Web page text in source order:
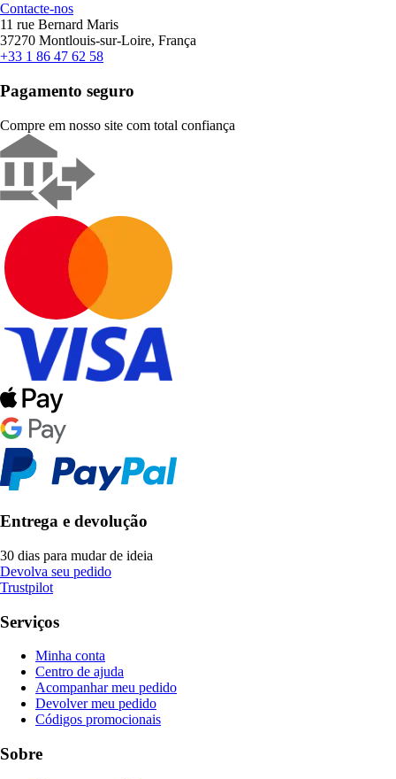
Contacte-nos
11 rue Bernard Maris
37270 Montlouis-sur-Loire, França
+33 1 86 47 62 58
Pagamento seguro
Compre em nosso site com total confiança
Entrega e devolução
30 dias para mudar de ideia
Devolva seu pedido
Trustpilot
Serviços
Minha conta
Centro de ajuda
Acompanhar meu pedido
Devolver meu pedido
Códigos promocionais
Sobre